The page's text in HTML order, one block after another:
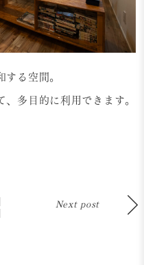
する空間。
、多目的に利用できます。
Next post